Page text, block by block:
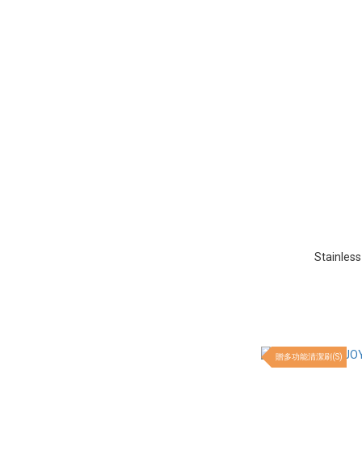
贈多功能清潔刷(S)